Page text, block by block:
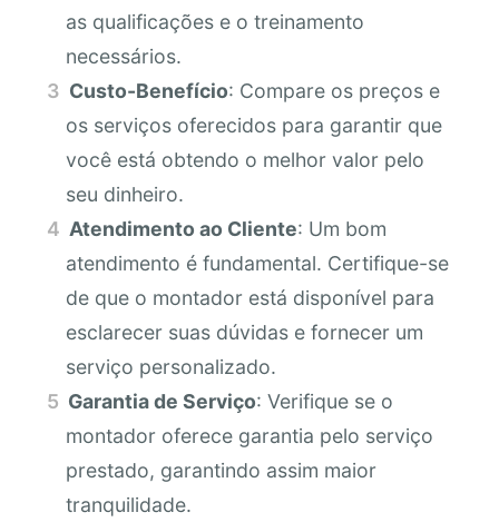
as qualificações e o treinamento
necessários.
Custo-Benefício: Compare os preços e
os serviços oferecidos para garantir que
você está obtendo o melhor valor pelo
seu dinheiro.
Atendimento ao Cliente: Um bom
atendimento é fundamental. Certifique-se
de que o montador está disponível para
esclarecer suas dúvidas e fornecer um
serviço personalizado.
Garantia de Serviço: Verifique se o
montador oferece garantia pelo serviço
prestado, garantindo assim maior
tranquilidade.